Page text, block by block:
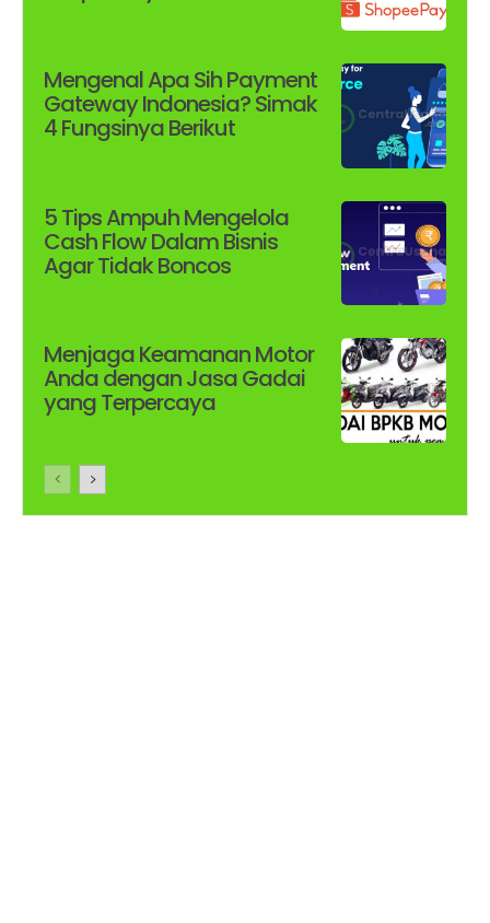
Mengenal Apa Sih Payment
Gateway Indonesia? Simak
4 Fungsinya Berikut
5 Tips Ampuh Mengelola
Cash Flow Dalam Bisnis
Agar Tidak Boncos
Menjaga Keamanan Motor
Anda dengan Jasa Gadai
yang Terpercaya